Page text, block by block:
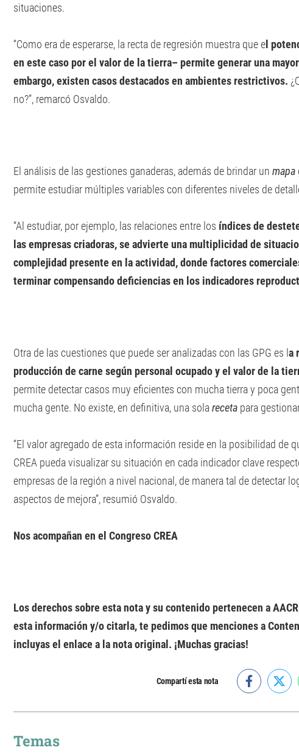
situaciones.
“Como era de esperarse, la recta de regresión muestra que el
en este caso por el valor de la tierra– permite generar una
embargo, existen casos destacados en ambientes restrictivos.
no?”, remarcó Osvaldo.
El análisis de las gestiones ganaderas, además de brindar un mapa
permite estudiar múltiples variables con diferentes niveles de
“Al estudiar, por ejemplo, las relaciones entre los índices de
las empresas criadoras, se advierte una multiplicidad de
complejidad presente en la actividad, donde factores
terminar compensando deficiencias en los indicadores
Otra de las cuestiones que puede ser analizadas con las GPG es la
producción de carne según personal ocupado y el valor de la
permite detectar casos muy eficientes con mucha tierra y poca
mucha gente. No existe, en definitiva, una solareceta para
“El valor agregado de esta información reside en la posibilidad de
CREA pueda visualizar su situación en cada indicador clave
empresas de la región a nivel nacional, de manera tal de detectar
aspectos de mejora”, resumió Osvaldo.
Nos acompañan en el Congreso CREA
Los derechos sobre esta nota y su contenido pertenecen a
esta información y/o citarla, te pedimos que menciones a
incluyas el enlace a la nota original. ¡Muchas gracias!
Compartí esta nota
Temas